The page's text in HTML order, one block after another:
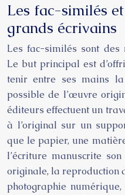
Les fac-similés
grands écrivains
Les fac-similés sont des
Le but principal est
tenir entre ses mains
possible de l’œuvre
éditeurs effectuent un
à l’original sur un
que le papier, une
l’écriture manuscrite
originale, la reproduction
photographie